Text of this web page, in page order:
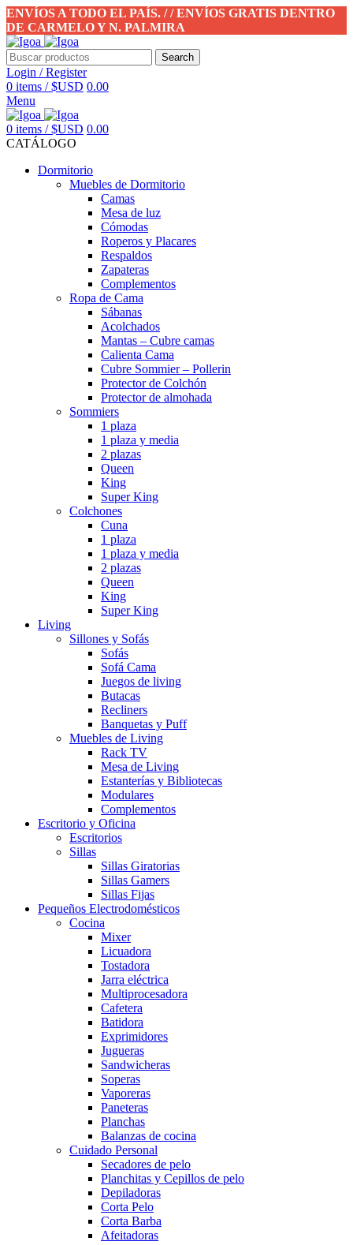
ENVÍOS A TODO EL PAÍS. / / ENVÍOS GRATIS DENTRO
DE CARMELO Y N. PALMIRA
Search
Login / Register
0 items / $USD 0.00
Menu
0 items / $USD 0.00
CATÁLOGO
Dormitorio
Muebles de Dormitorio
Camas
Mesa de luz
Cómodas
Roperos y Placares
Respaldos
Zapateras
Complementos
Ropa de Cama
Sábanas
Acolchados
Mantas – Cubre camas
Calienta Cama
Cubre Sommier – Pollerin
Protector de Colchón
Protector de almohada
Sommiers
1 plaza
1 plaza y media
2 plazas
Queen
King
Super King
Colchones
Cuna
1 plaza
1 plaza y media
2 plazas
Queen
King
Super King
Living
Sillones y Sofás
Sofás
Sofá Cama
Juegos de living
Butacas
Recliners
Banquetas y Puff
Muebles de Living
Rack TV
Mesa de Living
Estanterías y Bibliotecas
Modulares
Complementos
Escritorio y Oficina
Escritorios
Sillas
Sillas Giratorias
Sillas Gamers
Sillas Fijas
Pequeños Electrodomésticos
Cocina
Mixer
Licuadora
Tostadora
Jarra eléctrica
Multiprocesadora
Cafetera
Batidora
Exprimidores
Jugueras
Sandwicheras
Soperas
Vaporeras
Paneteras
Planchas
Balanzas de cocina
Cuidado Personal
Secadores de pelo
Planchitas y Cepillos de pelo
Depiladoras
Corta Pelo
Corta Barba
Afeitadoras